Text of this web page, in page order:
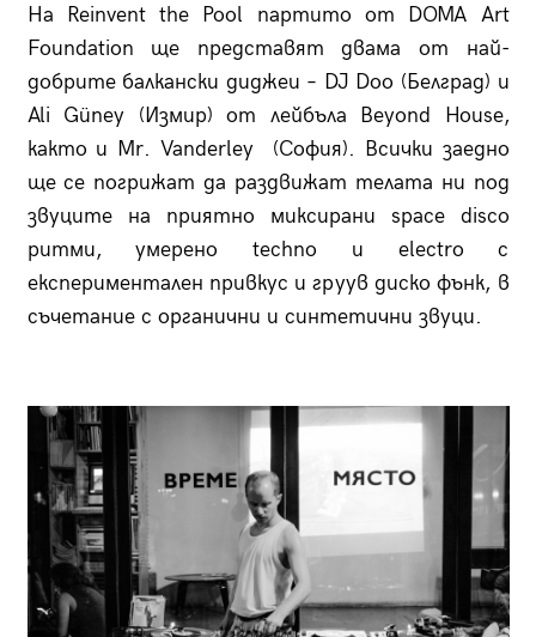
На Reinvent the Pool партито от DOMA Аrt
Foundation ще представят двама от най-
добрите балкански диджеи – DJ Doo (Белград) и
Ali Güney (Измир) от лейбъла Beyond House,
както и Mr. Vanderley (София). Всички заедно
ще се погрижат да раздвижат телата ни под
звуците на приятно миксирани space disco
ритми, умерено techno и electro с
експериментален привкус и груув диско фънк, в
съчетание с органични и синтетични звуци.